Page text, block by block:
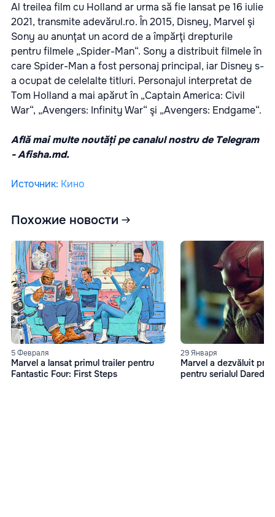
Al treilea film cu Holland ar urma să fie lansat pe 16 iulie
2021, transmiteadevărul.ro. În 2015, Disney, Marvel şi
Sony au anunţat un acord de a împărţi drepturile
pentru filmele „Spider-Man“. Sony a distribuit filmele în
care Spider-Man a fost personaj principal, iar Disney s-
a ocupat de celelalte titluri. Personajul interpretat de
Tom Holland a mai apărut în „Captain America: Civil
War“, „Avengers: Infinity War“ şi „Avengers: Endgame“.
Află mai multe noutăți pe canalul nostru de Telegram
-Afisha.md.
Источник: Кино
Похожие новости
5 Февраля
Marvel a lansat primul trailer pentru
Fantastic Four: First Steps
29 Января
Marvel a dezvăluit
pentru serialul